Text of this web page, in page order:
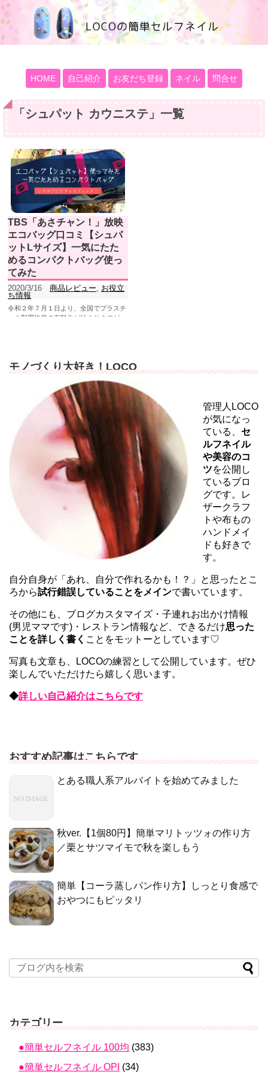
100均大好きママブログ
HOME 自己紹介 お友だち登録 ネイル 問合せ
「 シュパット カウニステ 」 一覧
TBS「あさチャン！」放映
エコバッグ口コミ【シュパ
ットLサイズ】一気にたた
めるコンパクトバッグ使っ
てみた
2020/3/16 商品レビュー, お役立
ち情報
令和２年７月１日より、全国でプラスチ
ック製買物袋の有料化が始まりますが、
モノづくり大好き！LOCO
管理人LOCO
が気になっ
ている、 セ
ルフネイル
や美容のコ
ツを公開し
ているブロ
グです。レ
ザークラフ
トや布もの
ハンドメイ
ドも好きで
す。
自分自身が「あれ、自分で作れるかも！？」と思ったとこ
ろから試行錯誤していることをメインで書いています。
その他にも、ブログカスタマイズ・子連れお出かけ情報
(男児ママです)・レストラン情報など、できるだけ思った
ことを詳しく書く ことをモットーとしています♡
写真も文章も、LOCOの練習として公開しています。ぜひ
楽しんでいただけたら嬉しく思います。
◆詳しい自己紹介はこちらです
おすすめ記事はこちらです
とある職人系アルバイトを始めてみました
秋ver.【1個80円】簡単マリトッツォの作り方
／栗とサツマイモで秋を楽しもう
簡単【コーラ蒸しパン作り方】しっとり食感で
おやつにもピッタリ
カテゴリー
●簡単セルフネイル 100均 (383)
●簡単セルフネイル OPI (34)